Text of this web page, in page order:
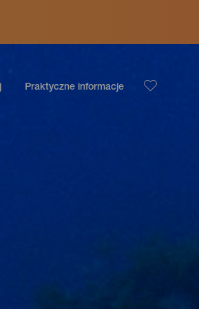
Praktyczne informacje